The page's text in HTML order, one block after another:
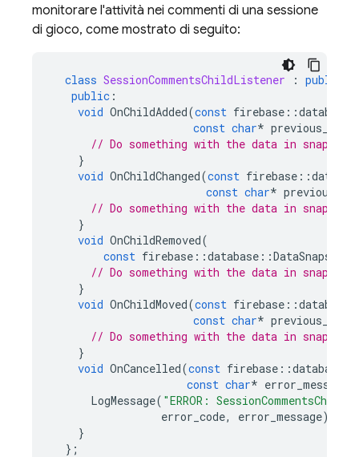
monitorare l'attività nei commenti di una sessione
di gioco, come mostrato di seguito:
class SessionCommentsChildListener : public
public :
void OnChildAdded(const firebase ::database
const char*
// Do something with the data in
}
void OnChildChanged(const firebase ::
const char*
// Do something with the data in
}
void OnChildRemoved(
const firebase ::database ::DataSnapshot
// Do something with the data in
}
void OnChildMoved(const firebase ::database
const char*
// Do something with the data in
}
void OnCancelled(const firebase ::database
const char* error_message
LogMessage( "ERROR:
error_code, error_message);
}
};